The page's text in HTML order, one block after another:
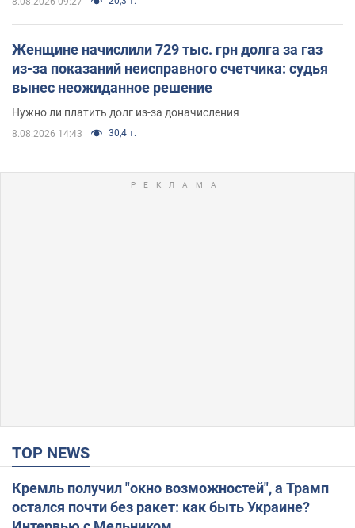
Женщине начислили 729 тыс. грн долга за газ
из-за показаний неисправного счетчика: судья
вынес неожиданное решение
Нужно ли платить долг из-за доначисления
8.08.2026 14:43 30,4 т.
TOP NEWS
Кремль получил "окно возможностей", а Трамп
остался почти без ракет: как быть Украине?